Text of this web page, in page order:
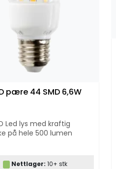
pære 44 SMD 6,6W
Led lys med kraftig
på hele 500 lumen
Nettlager: 10+ stk